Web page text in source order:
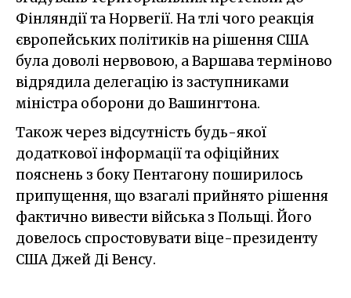
Фінляндії та Норвегії. На тлі чого реакція
європейських політиків на рішення США
була доволі нервовою, а Варшава терміново
відрядила делегацію із заступниками
міністра оборони до Вашингтона.
Також через відсутність будь-якої
додаткової інформації та офіційних
пояснень з боку Пентагону поширилось
припущення, що взагалі прийнято рішення
фактично вивести війська з Польщі. Його
довелось спростовувати віце-президенту
США Джей Ді Венсу.